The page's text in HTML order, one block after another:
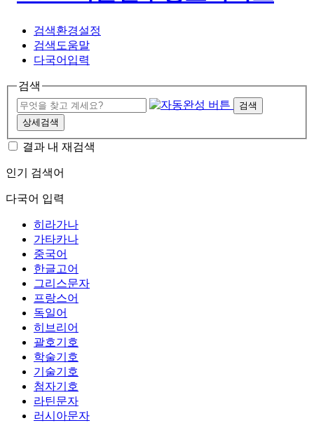
검색환경설정
검색도움말
다국어입력
검색
검색
상세검색
결과 내 재검색
인기 검색어
다국어 입력
히라가나
가타카나
중국어
한글고어
그리스문자
프랑스어
독일어
히브리어
괄호기호
학술기호
기술기호
첨자기호
라틴문자
러시아문자